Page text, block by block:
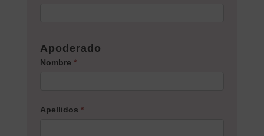
Apoderado
Nombre *
Apellidos *